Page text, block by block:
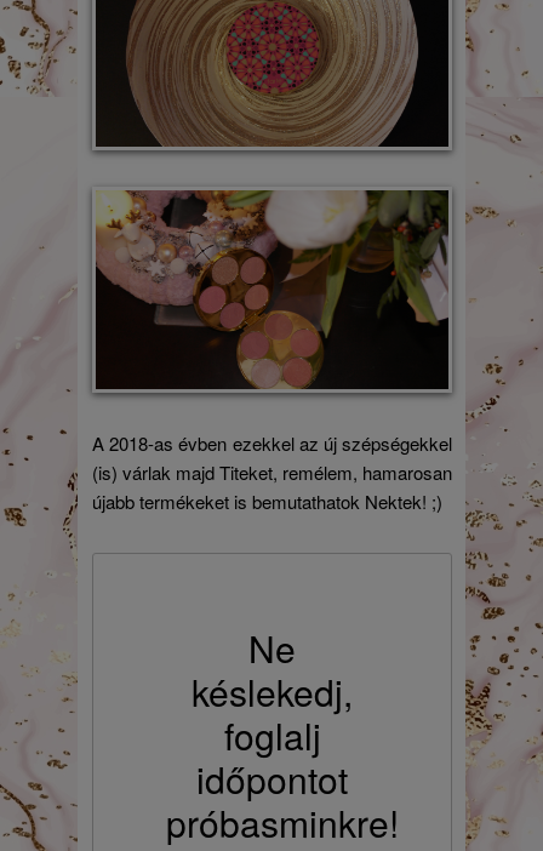
A 2018-as évben ezekkel az új szépségekkel
(is) várlak majd Titeket, remélem, hamarosan
újabb termékeket is bemutathatok Nektek! ;)
Ne
késlekedj,
foglalj
időpontot
próbasminkre!